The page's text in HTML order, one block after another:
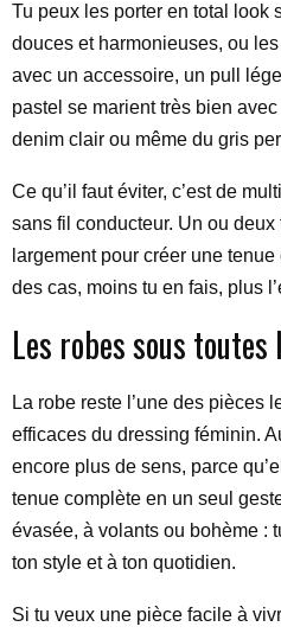
Tu peux les porter en total look
douces et harmonieuses, ou
avec un accessoire, un pull
pastel se marient très bien
denim clair ou même du gris
Ce qu’il faut éviter, c’est de
sans fil conducteur. Un ou
largement pour créer une
des cas, moins tu en fais, plus
Les robes sous
La robe reste l’une des pièces
efficaces du dressing féminin.
encore plus de sens, parce
tenue complète en un seul
évasée, à volants ou bohème :
ton style et à ton quotidien.
Si tu veux une pièce facile à